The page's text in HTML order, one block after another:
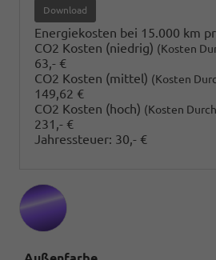
Download
Energiekosten bei 15.000 km
CO2 Kosten (niedrig) (Kosten
63,- €
CO2 Kosten (mittel) (Kosten
149,62 €
CO2 Kosten (hoch) (Kosten
231,- €
Jahressteuer: 30,- €